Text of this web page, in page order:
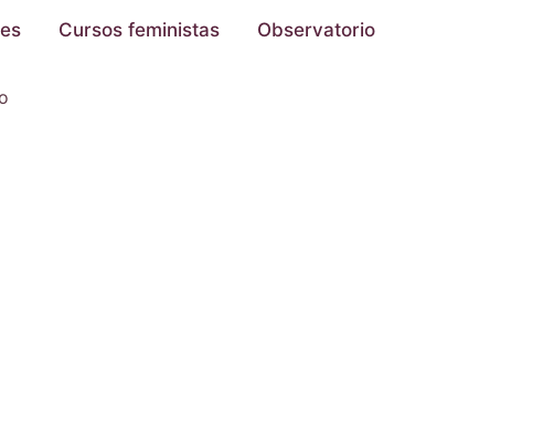
Cursos feministas Observatorio